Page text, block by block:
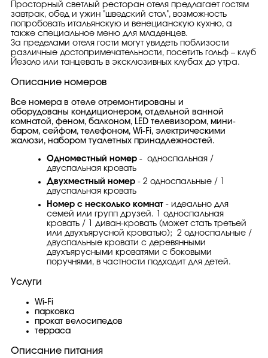
Просторный светлый ресторан отеля предлагает гостям
завтрак, обед и ужин "шведский стол", возможность
попробовать итальянскую и венецианскую кухню, а
также специальное меню для младенцев.
За пределами отеля гости могут увидеть поблизости
различные достопримечательности, посетить гольф – клуб
Йезоло или танцевать в эксклюзивных клубах до утра.
Описание номеров
Все номера в отеле отремонтированы и
оборудованы кондиционером, отдельной ванной
комнатой, феном, балконом, LED телевизором, мини-
баром, сейфом, телефоном, Wi-Fi, электрическими
жалюзи, набором туалетных принадлежностей.
Одноместный номер - односпальная /
двуспальная кровать
Двухместный номер - 2 односпальные / 1
двуспальная кровать
Номер с несколько комнат - идеально для
семей или групп друзей. 1 односпальная
кровать / 1 диван-кровать (может стать третьей
или двухъярусной кроватью); 2 односпальные /
двуспальные кровати с деревянными
двухъярусными кроватями с боковыми
поручнями, в частности подходит для детей.
Услуги
Wi-Fi
парковка
прокат велосипедов
терраса
Описание питания